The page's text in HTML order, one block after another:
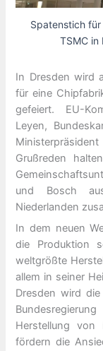
Spatenstich
TSMC in
In Dresden wird
für eine
gefeiert. EU-
Leyen,
Grußreden
und Bosch
Niederlanden
In dem neuen
die Produktion
weltgrößte
allem in seiner
Dresden wird
Herstellung von
fördern die